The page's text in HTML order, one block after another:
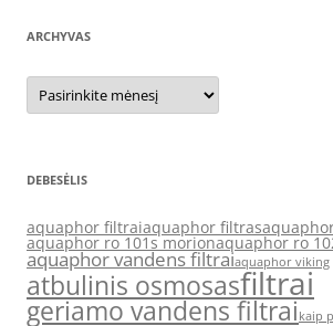
ARCHYVAS
Archyvas
DEBESĖLIS
aquaphor filtraiaquaphor filtras
aquaphor ro 101s morionaquaphor ro
aquaphor vandens filtraiaquaphor viking
atbulinis osmosasfiltrai
geriamo vandens filtraikaip